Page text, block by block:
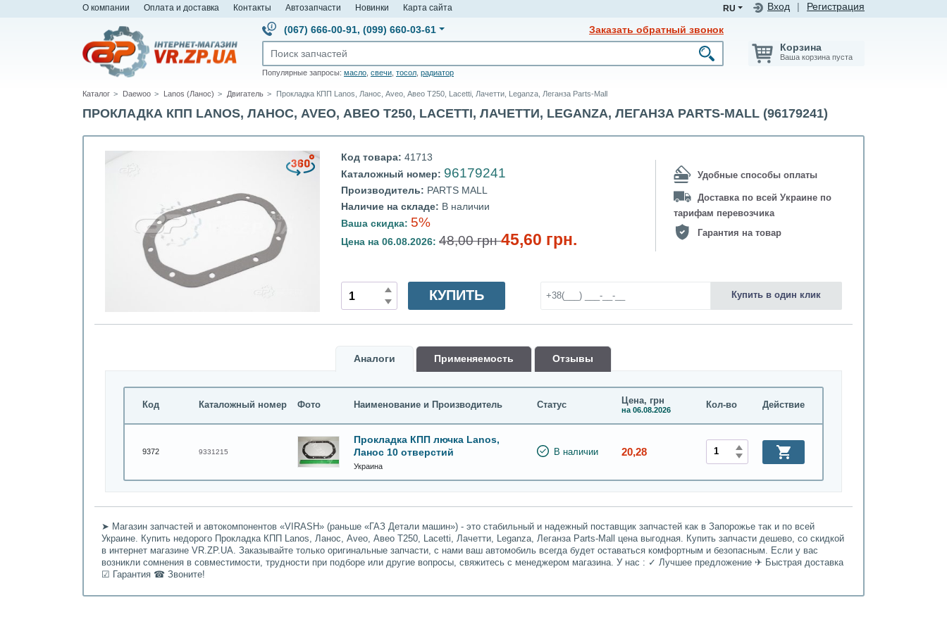
О компании Оплата и доставка Контакты Автозапчасти Новинки Карта сайта Вход Регистрация
RU
(067) 666-00-91, (099) 660-03-61 Заказать обратный звонок
Популярные запросы: масло свечи тосол радиатор
Корзина
Ваша корзина пуста
Каталог Daewoo Lanos (Ланос) Двигатель Прокладка КПП Lanos, Ланос, Aveo, Авео Т250, Lacetti, Лачетти, Leganza, Леганза Parts-Mall
ПРОКЛАДКА КПП LANOS, ЛАНОС, AVEO, АВЕО Т250, LACETTI, ЛАЧЕТТИ, LEGANZA, ЛЕГАНЗА PARTS-MALL (96179241)
Код товара: 41713
Каталожный номер: 96179241
Производитель: PARTS MALL
Наличие на складе: В наличии
Ваша скидка: 5%
Цена на 06.08.2026: 48,00 грн45,60 грн.
Удобные способы оплаты
Доставка по всей Украине по
тарифам перевозчика
Гарантия на товар
КУПИТЬ Купить в один клик
Аналоги Применяемость Oтзывы
Код Каталожный номер Фото Наименование и Производитель Статус Цена, грн
на 06.08.2026 Кол-во Действие
9372 9331215
Прокладка КПП лючка Lanos,
Ланос 10 отверстий
Украина
В наличии 20,28
➤ Магазин запчастей и автокомпонентов «VIRASH» (раньше «ГАЗ Детали машин») - это стабильный и надежный поставщик запчастей как в Запорожье так и по всей
Украине. Купить недорого Прокладка КПП Lanos, Ланос, Aveo, Авео Т250, Lacetti, Лачетти, Leganza, Леганза Parts-Mall цена выгодная. Купить запчасти дешево, со скидкой
в интернет магазине VR.ZP.UA. Заказывайте только оригинальные запчасти, с нами ваш автомобиль всегда будет оставаться комфортным и безопасным. Если у вас
возникли сомнения в совместимости, трудности при подборе или другие вопросы, свяжитесь с менеджером магазина. У нас : ✓ Лучшее предложение ✈ Быстрая доставка
☑ Гарантия ☎ Звоните!